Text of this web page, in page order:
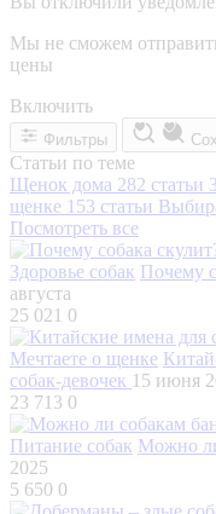
Мы не сможем
цены
Включить
Фильтры
Статьи по теме
Щенок дома 282 статьи
щенке 153 статьи
Посмотреть все
Здоровье собак Почему
августа
25 021 0
Мечтаете о щенке
собак-девочек 15 июня
23 713 0
Питание собак Можно
2025
5 650 0